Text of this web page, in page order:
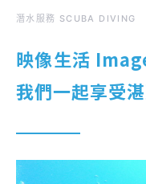
潛水服務 SCUBA DIVING
映像生活
我們一起享受